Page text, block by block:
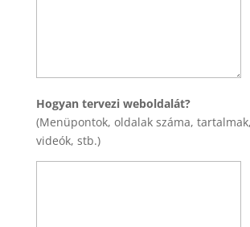
Hogyan tervezi weboldalát?
(Menüpontok, oldalak száma,
videók, stb.)